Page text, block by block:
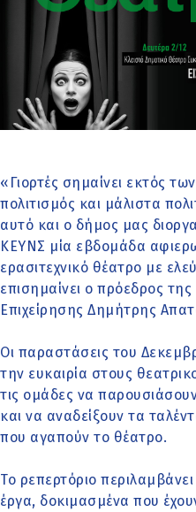
«Γιορτές σημαίνει εκτός
πολιτισμός και μάλιστα
αυτό και ο δήμος μας
ΚΕΥΝΣ μία εβδομάδα
ερασιτεχνικό θέατρο με
επισημαίνει ο πρόεδρος
Επιχείρησης Δημήτρης
Οι παραστάσεις του
την ευκαιρία στους
τις ομάδες να
και να αναδείξουν τα
που αγαπούν το θέατρο.
Το ρεπερτόριο
έργα, δοκιμασμένα που